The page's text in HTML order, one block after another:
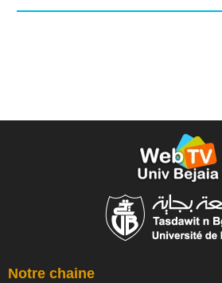
Notre chaine